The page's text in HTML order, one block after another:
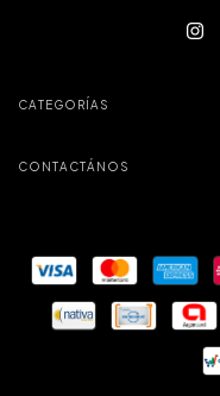
CATEGORÍAS
CONTACTÁNOS